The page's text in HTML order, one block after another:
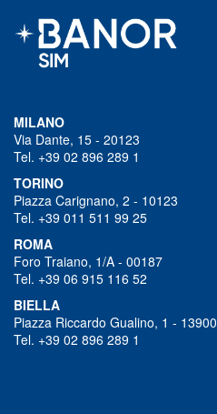
MILANO
Via Dante, 15 - 20123
Tel. +39 02 896 289 1
TORINO
Piazza Carignano, 2 - 10123
Tel. +39 011 511 99 25
ROMA
Foro Traiano, 1/A - 00187
Tel. +39 06 915 116 52
BIELLA
Piazza Riccardo Gualino, 1 - 13900
Tel. +39 02 896 289 1